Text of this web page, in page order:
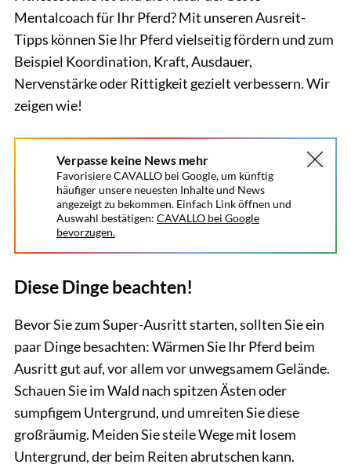
Mentalcoach für Ihr Pferd? Mit unseren Ausreit-
Tipps können Sie Ihr Pferd vielseitig fördern und zum
Beispiel Koordination, Kraft, Ausdauer,
Nervenstärke oder Rittigkeit gezielt verbessern. Wir
zeigen wie!
Verpasse keine News mehr
Favorisiere CAVALLO bei Google, um künftig
häufiger unsere neuesten Inhalte und News
angezeigt zu bekommen. Einfach Link öffnen und
Auswahl bestätigen: CAVALLO bei Google
bevorzugen.
Diese Dinge beachten!
Bevor Sie zum Super-Ausritt starten, sollten Sie ein
paar Dinge besachten: Wärmen Sie Ihr Pferd beim
Ausritt gut auf, vor allem vor unwegsamem Gelände.
Schauen Sie im Wald nach spitzen Ästen oder
sumpfigem Untergrund, und umreiten Sie diese
großräumig. Meiden Sie steile Wege mit losem
Untergrund, der beim Reiten abrutschen kann.